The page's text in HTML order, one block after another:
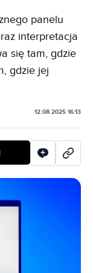
panelu
interpretacja
się tam, gdzie
gdzie jej
12.08.2025 16:13